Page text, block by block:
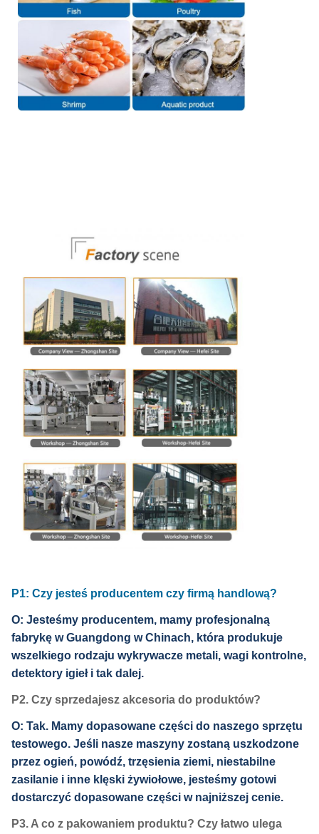
P1: Czy jesteś producentem czy firmą handlową?
O: Jesteśmy producentem, mamy profesjonalną
fabrykę w Guangdong w Chinach, która produkuje
wszelkiego rodzaju wykrywacze metali, wagi kontrolne,
detektory igieł i tak dalej.
P2. Czy sprzedajesz akcesoria do produktów?
O: Tak. Mamy dopasowane części do naszego sprzętu
testowego. Jeśli nasze maszyny zostaną uszkodzone
przez ogień, powódź, trzęsienia ziemi, niestabilne
zasilanie i inne klęski żywiołowe, jesteśmy gotowi
dostarczyć dopasowane części w najniższej cenie.
P3. A co z pakowaniem produktu? Czy łatwo ulega